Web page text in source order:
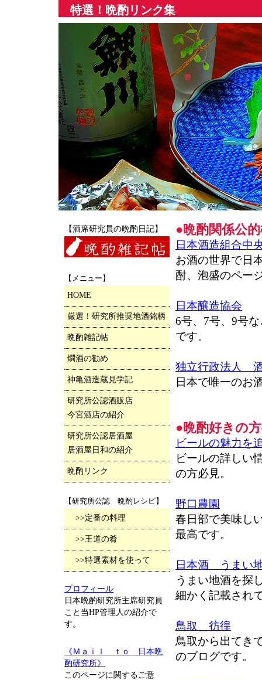
特選！晩酌リンク集
●晩酌関係公
日本酒造組合中
お酒の世界で日
酎、泡盛のペー
日本醸造協会
6号、7号、9号
です。
独立行政法人
日本で唯一のお
●晩酌好きの
ビールの魅力を
ビールの詳しい
の方必見。
野口農園
春日部で美味し
最高です。
日本酒 うまい
うまい地酒を探
細かく記載され
鳥取＿彷徨
鳥取から出てき
のブログです。
【酒席研究員の晩酌日記】
【メニュー】
HOME
厳選！研究所推奨地酒銘柄
晩酌雑記帖
燗酒の勧め
神亀酒造蔵見学記
研究所公認酒販店
今宮酒店の紹介
研究所公認居酒屋
居酒屋日和の紹介
晩酌リンク
【研究所公認 晩酌レシピ】
>>定番の料理
>>王道の肴
>>特選素材を使って
プロフィール
日本晩酌研究所主席研究員
こと当HP管理人の紹介で
す。
《Ｍａｉｌ ｔｏ 日本晩
酌研究所》
このページに関するご意